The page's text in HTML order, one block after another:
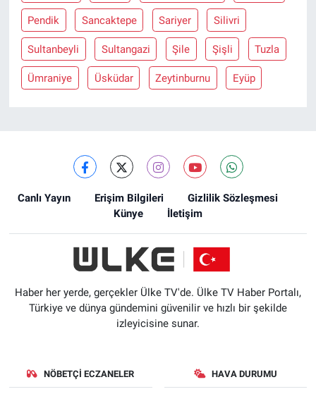
Pendik Sancaktepe Sariyer Silivri
Sultanbeyli Sultangazi Şile Şişli Tuzla
Ümraniye Üsküdar Zeytinburnu Eyüp
Canlı Yayın Erişim Bilgileri
Gizlilik Sözleşmesi
Künye
İletişim
Haber her yerde, gerçekler Ülke TV'de. Ülke TV Haber Portalı,
Türkiye ve dünya gündemini güvenilir ve hızlı bir şekilde
izleyicisine sunar.
NÖBETÇI ECZANELER HAVA DURUMU